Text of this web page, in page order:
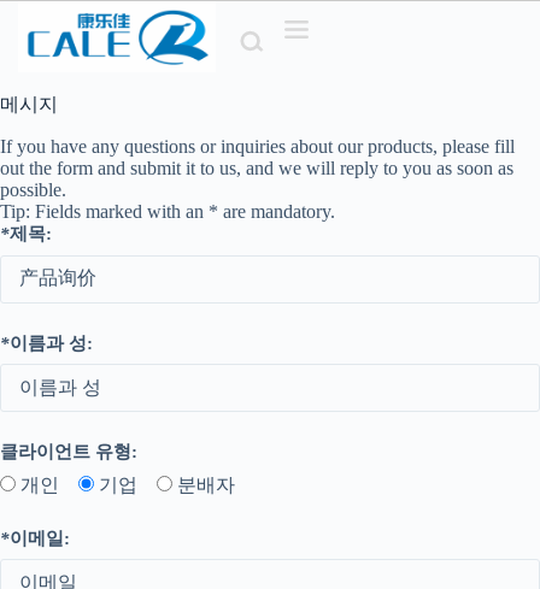
용
로
너
뛰
기
메시지
If you have any questions or inquiries about our products, please fill
out the form and submit it to us, and we will reply to you as soon as
possible.
Tip: Fields marked with an * are mandatory.
*제목:
*이름과 성:
클라이언트 유형:
개인 기업 분배자
*이메일: